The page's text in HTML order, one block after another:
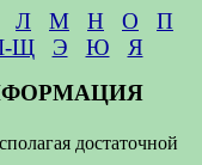
Л М Н О
П
Щ Э Ю
Я
достаточной